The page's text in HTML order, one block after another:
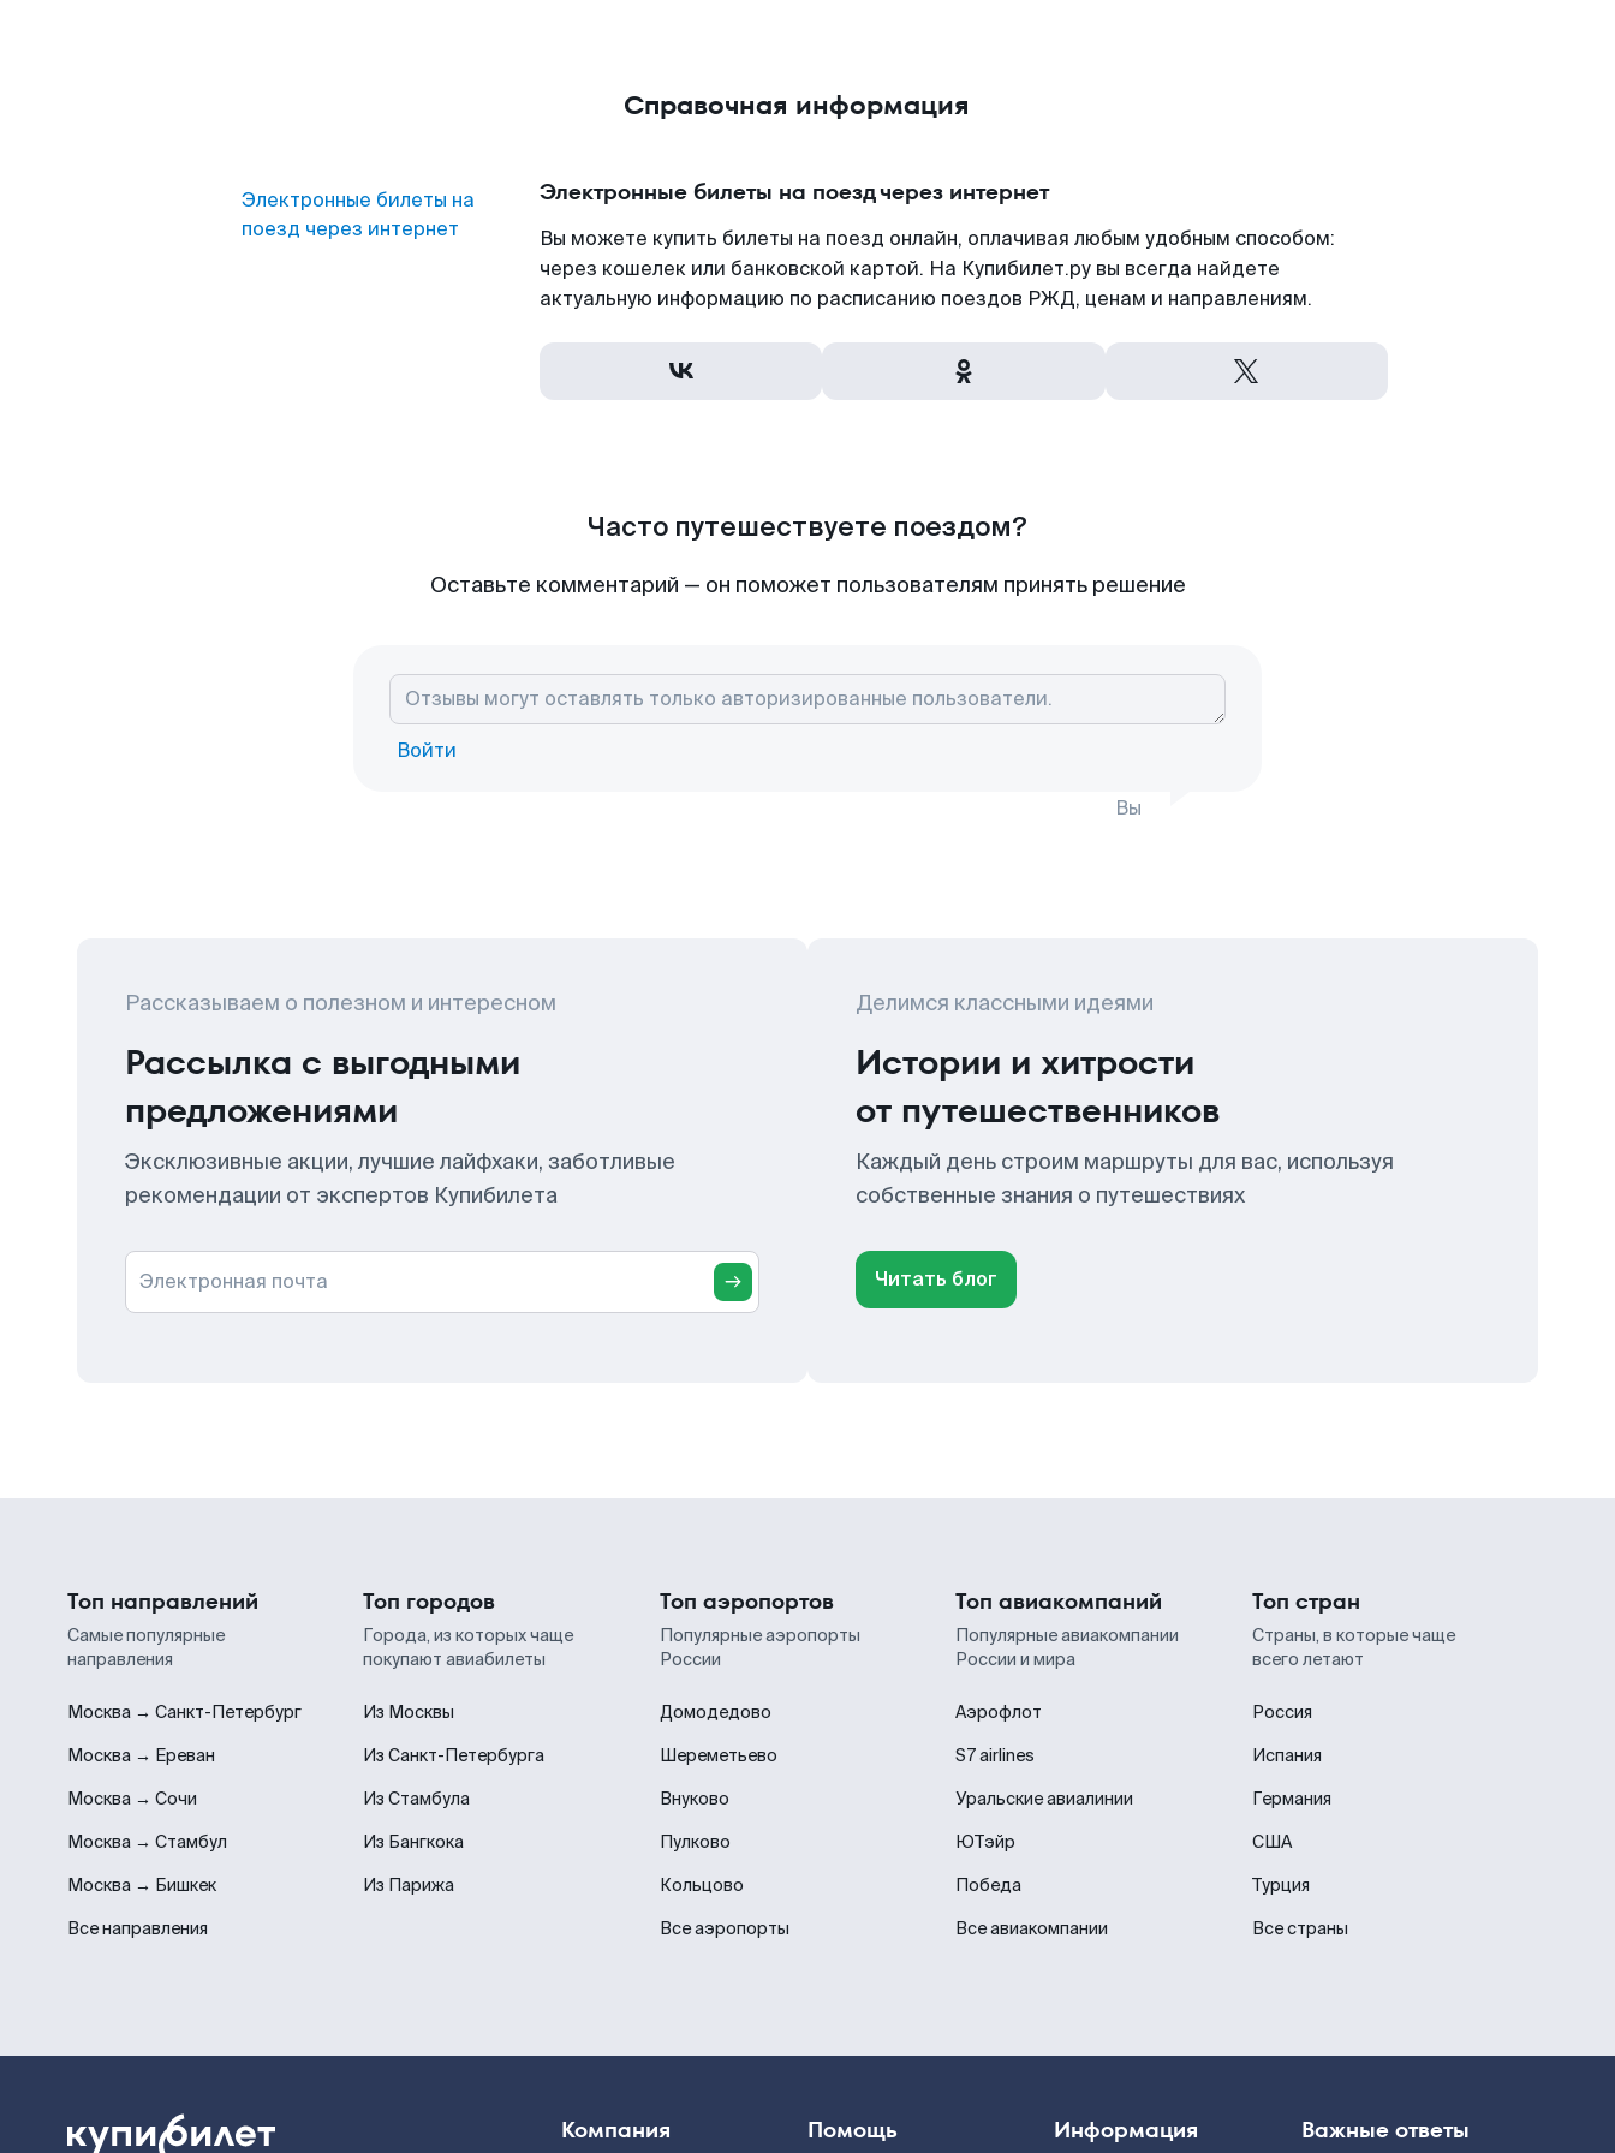
Справочная информация
Электронные билеты на
поезд через интернет
Электронные билеты на поезд через интернет
Вы можете купить билеты на поезд онлайн, оплачивая любым удобным способом:
через кошелек или банковской картой. На Купибилет.ру вы всегда найдете
актуальную информацию по расписанию поездов РЖД, ценам и направлениям.
Часто путешествуете поездом?
Оставьте комментарий — он поможет пользователям принять решение
Войти
Вы
Рассказываем о полезном и интересном
Рассылка с выгодными
предложениями
Эксклюзивные акции, лучшие лайфхаки, заботливые
рекомендации от экспертов Купибилета
Электронная почта
Делимся классными идеями
Истории и хитрости
от путешественников
Каждый день строим маршруты для вас, используя
собственные знания о путешествиях
Читать блог
Топ направлений
Самые популярные
направления
Москва → Санкт-Петербург
Москва → Ереван
Москва → Сочи
Москва → Стамбул
Москва → Бишкек
Все направления
Топ городов
Города, из которых чаще
покупают авиабилеты
Из Москвы
Из Санкт-Петербурга
Из Стамбула
Из Бангкока
Из Парижа
Топ аэропортов
Популярные аэропорты
России
Домодедово
Шереметьево
Внуково
Пулково
Кольцово
Все аэропорты
Топ авиакомпаний
Популярные авиакомпании
России и мира
Аэрофлот
S7 airlines
Уральские авиалинии
ЮТэйр
Победа
Все авиакомпании
Топ стран
Страны, в которые чаще
всего летают
Россия
Испания
Германия
США
Турция
Все страны
Компания Помощь Информация Важные ответы